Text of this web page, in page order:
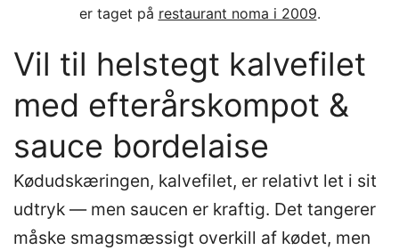
er taget på restaurant noma i 2009.
Vil til helstegt kalvefilet
med efterårskompot &
sauce bordelaise
Kødudskæringen, kalvefilet, er relativt let i sit
udtryk — men saucen er kraftig. Det tangerer
måske smagsmæssigt overkill af kødet, men